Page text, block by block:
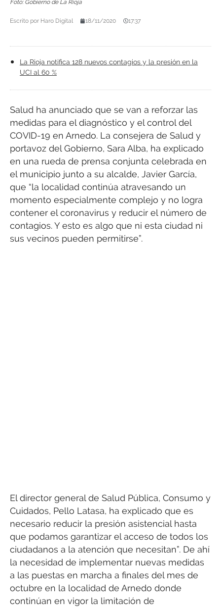
Foto: Gobierno de La Rioja
Escrito por Haro Digital 18/11/2020 17:37
La Rioja notifica 128 nuevos contagios y la presión en la
UCI al 60 %
Salud ha anunciado que se van a reforzar las
medidas para el diagnóstico y el control del
COVID-19 en Arnedo. La consejera de Salud y
portavoz del Gobierno, Sara Alba, ha explicado
en una rueda de prensa conjunta celebrada en
el municipio junto a su alcalde, Javier García,
que “la localidad continúa atravesando un
momento especialmente complejo y no logra
contener el coronavirus y reducir el número de
contagios. Y esto es algo que ni esta ciudad ni
sus vecinos pueden permitirse”.
El director general de Salud Pública, Consumo y
Cuidados, Pello Latasa, ha explicado que es
necesario reducir la presión asistencial hasta
que podamos garantizar el acceso de todos los
ciudadanos a la atención que necesitan”. De ahí
la necesidad de implementar nuevas medidas
a las puestas en marcha a finales del mes de
octubre en la localidad de Arnedo donde
continúan en vigor la limitación de